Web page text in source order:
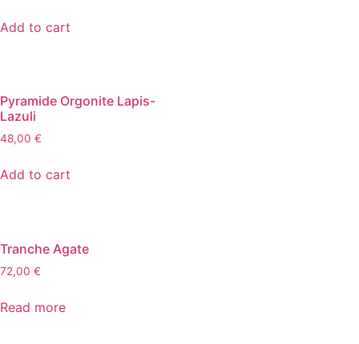
Add to cart
Pyramide Orgonite Lapis-
Lazuli
48,00 €
Add to cart
Tranche Agate
72,00 €
Read more